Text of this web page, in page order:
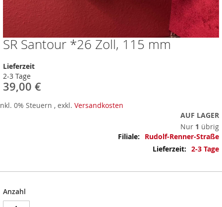
SR Santour *26 Zoll, 115 mm
Lieferzeit
2-3 Tage
39,00 €
0% Steuern , exkl. Versandkosten
AUF LAGER
Nur 1 übrig
Mehr
Informationen
Rudolf-Renner-Straße
2-3 Tage
Anzahl
Zum
Anfang
der
Bildergalerie
springen